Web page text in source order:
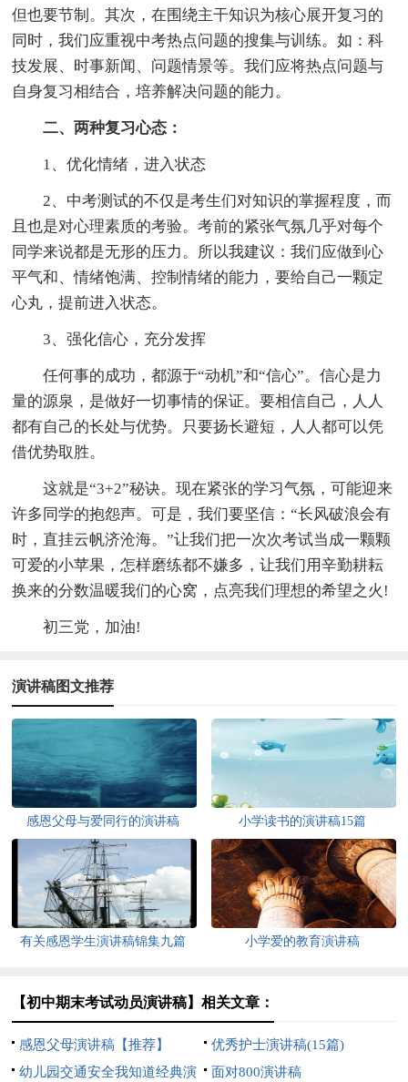
但也要节制。其次，在围绕主干知识为核心展开复习的
同时，我们应重视中考热点问题的搜集与训练。如：科
技发展、时事新闻、问题情景等。我们应将热点问题与
自身复习相结合，培养解决问题的能力。
二、两种复习心态：
1、优化情绪，进入状态
2、中考测试的不仅是考生们对知识的掌握程度，而
且也是对心理素质的考验。考前的紧张气氛几乎对每个
同学来说都是无形的压力。所以我建议：我们应做到心
平气和、情绪饱满、控制情绪的能力，要给自己一颗定
心丸，提前进入状态。
3、强化信心，充分发挥
任何事的成功，都源于“动机”和“信心”。信心是力
量的源泉，是做好一切事情的保证。要相信自己，人人
都有自己的长处与优势。只要扬长避短，人人都可以凭
借优势取胜。
这就是“3+2”秘诀。现在紧张的学习气氛，可能迎来
许多同学的抱怨声。可是，我们要坚信：“长风破浪会有
时，直挂云帆济沧海。”让我们把一次次考试当成一颗颗
可爱的小苹果，怎样磨练都不嫌多，让我们用辛勤耕耘
换来的分数温暖我们的心窝，点亮我们理想的希望之火!
初三党，加油!
演讲稿图文推荐
感恩父母与爱同行的演讲稿 小学读书的演讲稿15篇
有关感恩学生演讲稿锦集九篇 小学爱的教育演讲稿
【初中期末考试动员演讲稿】相关文章：
感恩父母演讲稿【推荐】
优秀护士演讲稿(15篇)
幼儿园交通安全我知道经典演
面对800演讲稿